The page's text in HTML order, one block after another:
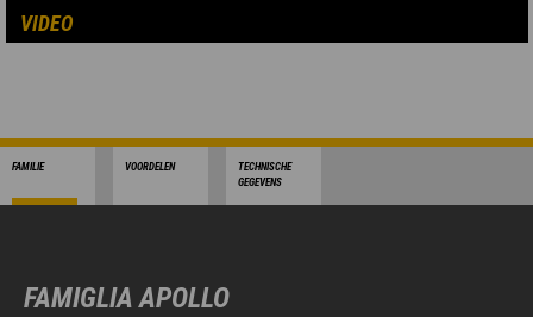
VIDEO
FAMILIE VOORDELEN
TECHNISCHE
GEGEVENS
FAMIGLIA APOLLO